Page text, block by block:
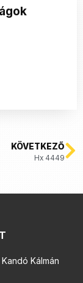
KÖVETKEZŐ
Hx 4449
Kálmán